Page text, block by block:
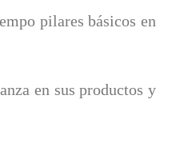
pilares básicos en
en sus productos y